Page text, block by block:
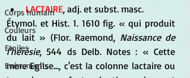
Corps humain
Couleurs
Etoiles
Evénements
LACTAIRE, adj. et subst. masc.
Étymol. et Hist. 1. 1610 fig. « qui produit
du lait » (Flor. Raemond, Naissance de
l'hérésie, 544 ds Delb. Notes : « Cette
mere Eglise..., c'est la colonne lactaire ou